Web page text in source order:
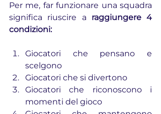
Per me, far funzionare una squadra
significa riuscire a raggiungere 4
condizioni:
Giocatori che pensano e
scelgono
Giocatori che si divertono
Giocatori che riconoscono i
momenti del gioco